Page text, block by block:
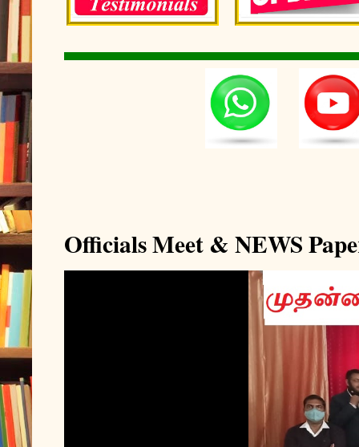
Officials Meet & NEWS